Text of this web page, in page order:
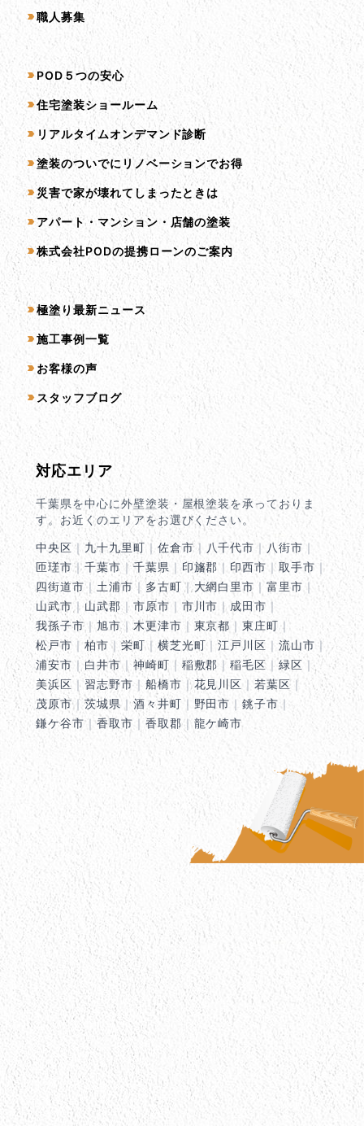
職人募集
サービス一覧
POD５つの安心
住宅塗装ショールーム
リアルタイムオンデマンド診断
塗装のついでにリノベーションでお得
災害で家が壊れてしまったときは
アパート・マンション・店舗の塗装
株式会社PODの提携ローンのご案内
コンテンツ一覧
極塗り最新ニュース
施工事例一覧
お客様の声
スタッフブログ
対応エリア
千葉県を中心に外壁塗装・屋根塗装を承っておりま
す。お近くのエリアをお選びください。
中央区 ｜九十九里町 ｜ 佐倉市｜ 八千代市 ｜ 八街市 ｜
匝瑳市｜千葉市 ｜千葉県 ｜ 印旛郡 ｜ 印西市 ｜取手市 ｜
四街道市｜ 土浦市 ｜ 多古町 ｜大網白里市 ｜富里市 ｜
山武市 ｜ 山武郡｜ 市原市 ｜ 市川市 ｜ 成田市 ｜
我孫子市｜ 旭市｜木更津市 ｜ 東京都 ｜東庄町 ｜
松戸市 ｜ 柏市 ｜ 栄町｜ 横芝光町 ｜江戸川区 ｜流山市 ｜
浦安市 ｜ 白井市｜ 神崎町 ｜ 稲敷郡 ｜稲毛区 ｜緑区 ｜
美浜区 ｜ 習志野市 ｜ 船橋市 ｜ 花見川区 ｜若葉区 ｜
茂原市｜ 茨城県｜酒々井町 ｜ 野田市 ｜銚子市 ｜
鎌ケ谷市｜香取市 ｜ 香取郡 ｜ 龍ケ崎市